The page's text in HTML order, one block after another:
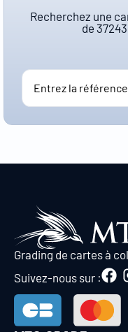
Recherchez une
de 37243
Grading de cartes à
Suivez-nous sur :